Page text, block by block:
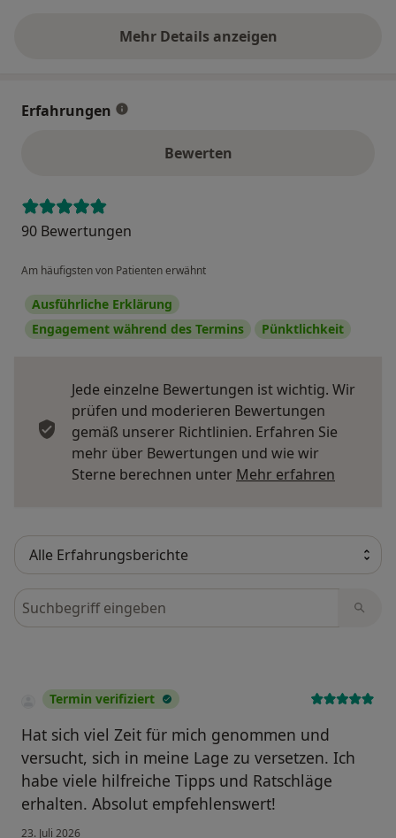
Mehr Details anzeigen
über die Adresse
Erfahrungen
Bewerten
90 Bewertungen
Am häufigsten von Patienten erwähnt
Ausführliche Erklärung
Engagement während des Termins
Pünktlichkeit
Jede einzelne Bewertungen ist wichtig. Wir
prüfen und moderieren Bewertungen
gemäß unserer Richtlinien. Erfahren Sie
mehr über Bewertungen und wie wir
Sterne berechnen unter Mehr erfahren
Bewertungen durchsuchen
Termin verifiziert
Hat sich viel Zeit für mich genommen und
versucht, sich in meine Lage zu versetzen. Ich
habe viele hilfreiche Tipps und Ratschläge
erhalten. Absolut empfehlenswert!
23. Juli 2026